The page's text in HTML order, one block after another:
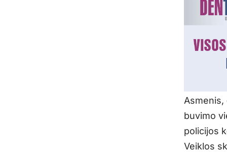
buvimo
policijos
Veiklos